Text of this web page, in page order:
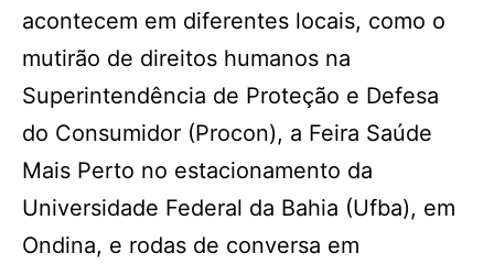
acontecem em diferentes locais, como o
mutirão de direitos humanos na
Superintendência de Proteção e Defesa
do Consumidor (Procon), a Feira Saúde
Mais Perto no estacionamento da
Universidade Federal da Bahia (Ufba), em
Ondina, e rodas de conversa em